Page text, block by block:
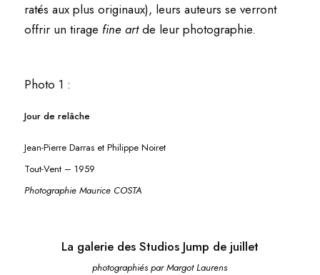
ratés aux plus originaux), leurs auteurs se verront
offrir un tirage fine artde leur photographie.
Photo 1 :
Jour de relâche
Jean-Pierre Darras et Philippe Noiret
Tout-Vent – 1959
Photographie Maurice COSTA
La galerie des Studios Jump de juillet
photographiés par Margot Laurens